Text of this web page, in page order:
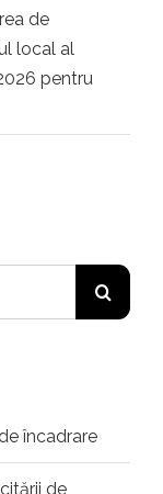
de
local al
pentru
încadrare
de